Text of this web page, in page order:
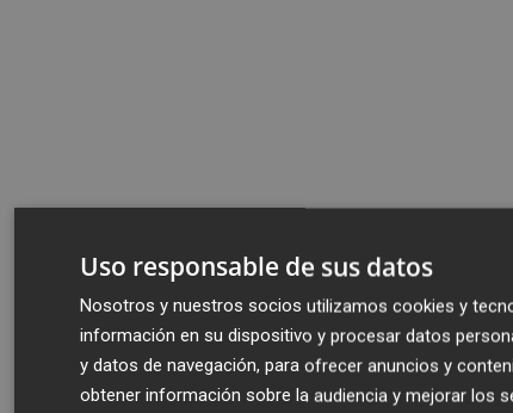
Uso responsable de sus datos
Nosotros y nuestros socios utilizamos cookies y
información en su dispositivo y procesar datos
y datos de navegación, para ofrecer anuncios y
obtener información sobre la audiencia y mejorar los